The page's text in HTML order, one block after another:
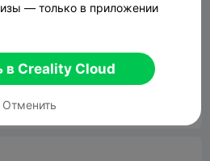
Creality Hi
3D модели
7
— только в приложении
в Creality Cloud
Отменить